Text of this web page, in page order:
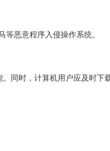
恶意程序入侵操作系统。
同时，计算机用户应及时下